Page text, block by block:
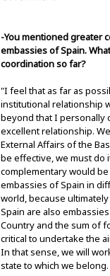
-You mentioned greater
embassies of Spain.
coordination so far?
"I feel that as far as
institutional relationship
beyond that I personally
excellent relationship.
External Affairs of the
be effective, we must do
complementary would
embassies of Spain in
world, because
Spain are also
Country and the sum of
critical to undertake the
In that sense, we will
state to which we belong.